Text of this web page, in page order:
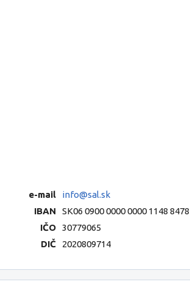
e-mail
info@sal.sk
IBAN
SK06 0900 0000 0000 1148 8478
IČO
30779065
DIČ
2020809714